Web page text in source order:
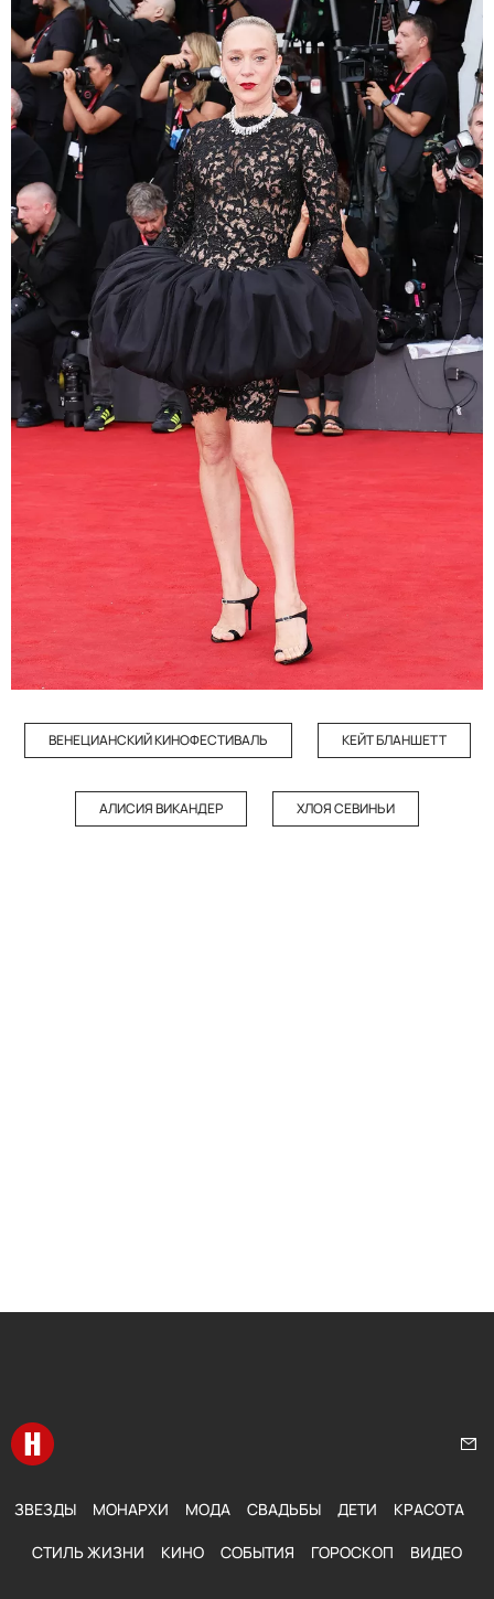
ВЕНЕЦИАНСКИЙ КИНОФЕСТИВАЛЬ КЕЙТ БЛАНШЕТТ
АЛИСИЯ ВИКАНДЕР ХЛОЯ СЕВИНЬИ
Перейти на главную
ЗВЕЗДЫ МОНАРХИ МОДА СВАДЬБЫ ДЕТИ КРАСОТА
СТИЛЬ ЖИЗНИ КИНО СОБЫТИЯ ГОРОСКОП ВИДЕО